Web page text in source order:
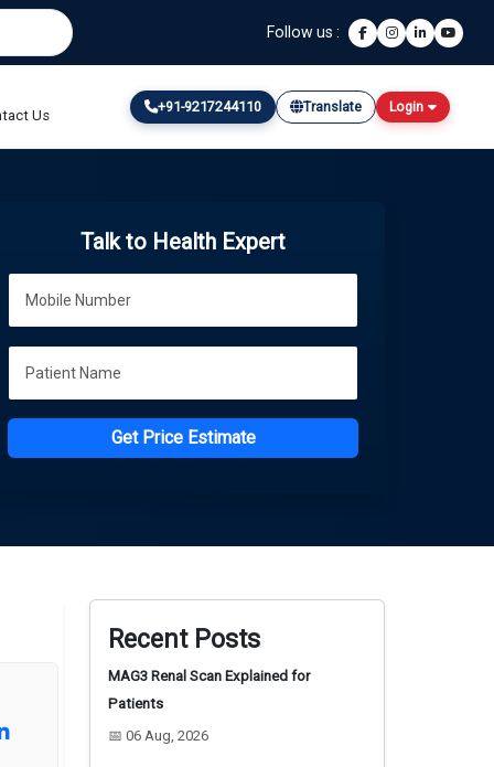
Follow us :
Us
+91-9217244110 Translate Login
Talk to Health Expert
Get Price Estimate
Recent Posts
MAG3 Renal Scan Explained for
Patients
📅 06 Aug, 2026